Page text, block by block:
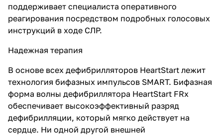
поддерживает специалиста оперативного
реагирования посредством подробных голосовых
инструкций в ходе СЛР.
Надежная терапия
В основе всех дефибрилляторов HeartStart лежит
технология бифазных импульсов SMART. Бифазная
форма волны дефибриллятора HeartStart FRx
обеспечивает высокоэффективный разряд
дефибрилляции, который мягко действует на
сердце. Ни одной другой внешней